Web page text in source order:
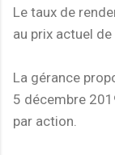
Le taux de
au prix actuel
La gérance
5 décembre
par action.